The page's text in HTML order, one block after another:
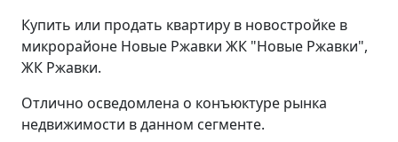
Купить или продать квартиру в новостройке в
микрорайоне Новые Ржавки ЖК "Новые Ржавки",
ЖК Ржавки.
Отлично осведомлена о конъюктуре рынка
недвижимости в данном сегменте.